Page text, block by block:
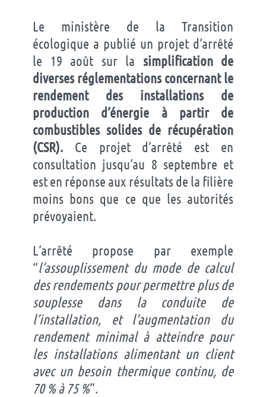
Le ministère de la Transition
écologique a publié un projet d’arrêté
le 19 août sur la simplification de
diverses réglementations concernant le
rendement des installations de
production d’énergie à partir de
combustibles solides de récupération
(CSR). Ce projet d’arrêté est en
consultation jusqu’au 8 septembre et
est en réponse aux résultats de la filière
moins bons que ce que les autorités
prévoyaient.
L’arrêté propose par exemple
“l’assouplissement du mode de calcul
des rendements pour permettre plus de
souplesse dans la conduite de
l’installation, et l’augmentation du
rendement minimal à atteindre pour
les installations alimentant un client
avec un besoin thermique continu, de
70 % à 75 %”.